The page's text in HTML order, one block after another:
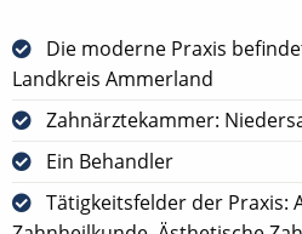
Die moderne Praxis
Landkreis Ammerland
Zahnärztekammer:
Ein Behandler
Tätigkeitsfelder der Praxis: